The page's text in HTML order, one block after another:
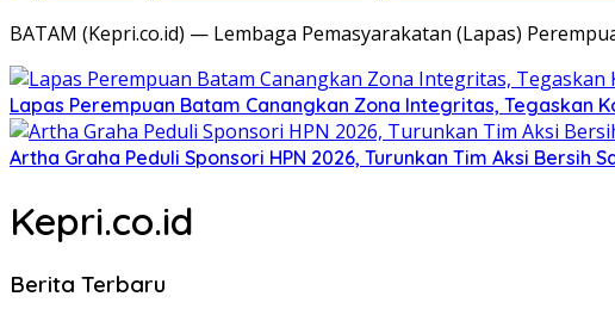
BATAM (Kepri.co.id) — Lembaga Pemasyarakatan (Lapas)
Lapas Perempuan Batam Canangkan Zona Integritas, Tegaskan
Artha Graha Peduli Sponsori HPN 2026, Turunkan Tim Aksi Bersih
Kepri.co.id
Berita Terbaru